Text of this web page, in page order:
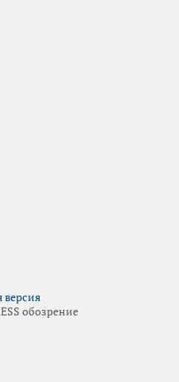
версия
обозрение